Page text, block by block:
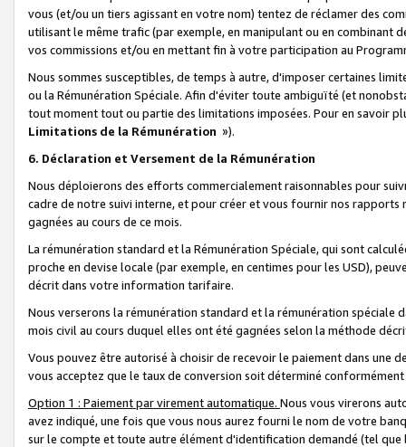
vous (et/ou un tiers agissant en votre nom) tentez de réclamer des
utilisant le même trafic (par exemple, en manipulant ou en combinant
vos commissions et/ou en mettant fin à votre participation au
Nous sommes susceptibles, de temps à autre, d'imposer certaines
ou la Rémunération Spéciale. Afin d'éviter toute ambiguïté (et
tout moment tout ou partie des limitations imposées. Pour en savoir
Limitations de la Rémunération »).
6. Déclaration et Versement de la Rémunération
Nous déploierons des efforts commercialement raisonnables pour
cadre de notre suivi interne, et pour créer et vous fournir nos
gagnées au cours de ce mois.
La rémunération standard et la Rémunération Spéciale, qui sont
proche en devise locale (par exemple, en centimes pour les USD),
décrit dans votre information tarifaire.
Nous verserons la rémunération standard et la rémunération spéciale
mois civil au cours duquel elles ont été gagnées selon la méthode
Vous pouvez être autorisé à choisir de recevoir le paiement dans une
vous acceptez que le taux de conversion soit déterminé
Option 1 : Paiement par virement automatique. Nous vous virerons
avez indiqué, une fois que vous nous aurez fourni le nom de votre
sur le compte et toute autre élément d'identification demandé (tel que